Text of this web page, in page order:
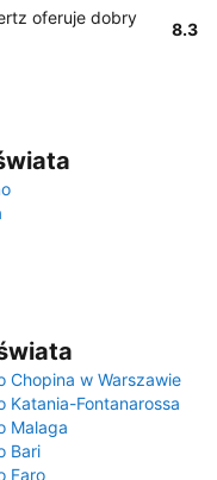
oferuje dobry
8.3
Chopina w Warszawie
Katania-Fontanarossa
Malaga
Bari
Faro